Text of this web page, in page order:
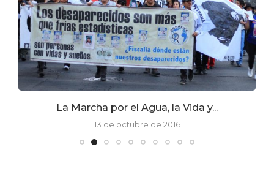
La Marcha por el Agua, la Vida y...
13 de octubre de 2016